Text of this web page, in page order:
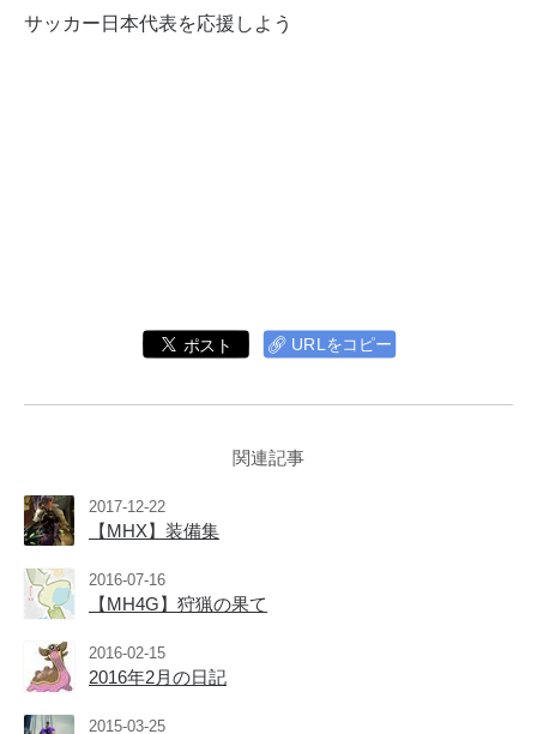
サッカー日本代表を応援しよう
🔗 URLをコピー
関連記事
2017-12-22
【MHX】装備集
2016-07-16
【MH4G】狩猟の果て
2016-02-15
2016年2月の日記
2015-03-25